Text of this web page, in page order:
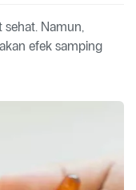
sehat. Namun,
efek samping